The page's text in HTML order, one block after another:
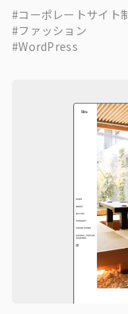
コーポレートサイト
ファッション
WordPress